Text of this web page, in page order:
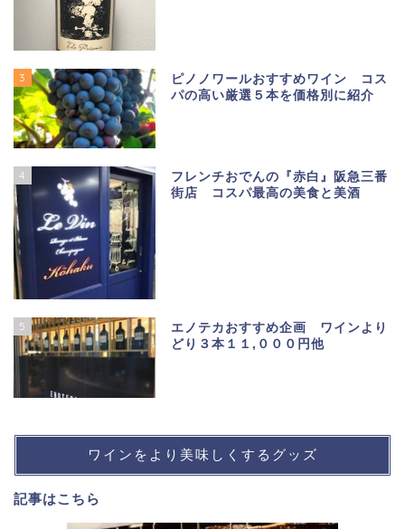
3
ピノノワールおすすめワイン コス
パの高い厳選５本を価格別に紹介
4
フレンチおでんの『赤白』阪急三番
街店 コスパ最高の美食と美酒
5
エノテカおすすめ企画 ワインより
どり３本１１,０００円他
ワインをより美味しくするグッズ
記事はこちら